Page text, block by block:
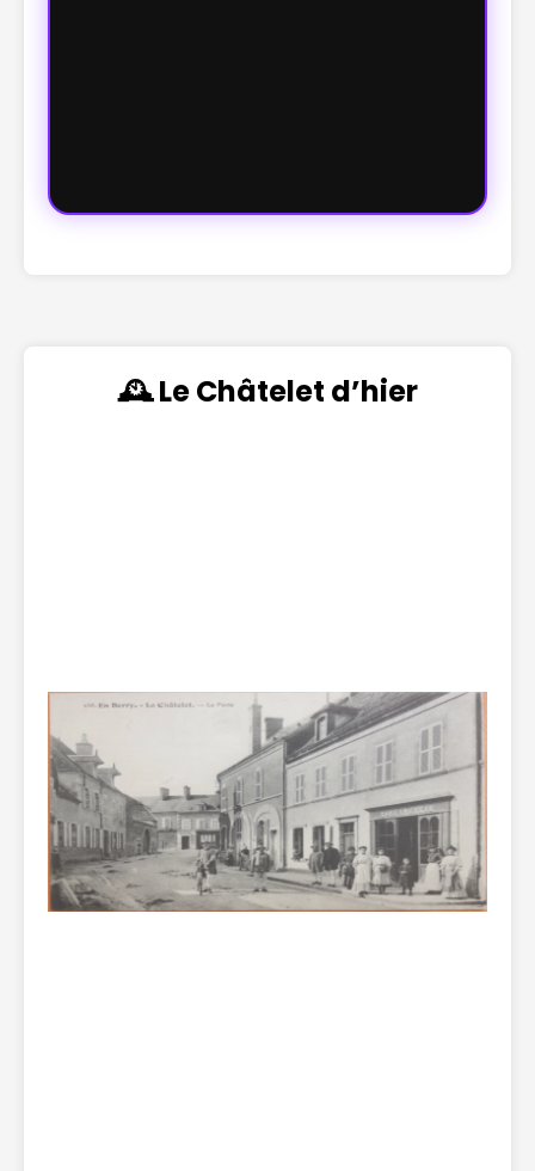
🕰️ Le Châtelet d’hier